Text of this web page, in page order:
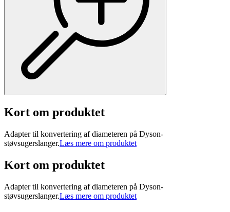
Kort om produktet
Adapter til konvertering af diameteren på Dyson-
støvsugerslanger.Læs mere om produktet
Kort om produktet
Adapter til konvertering af diameteren på Dyson-
støvsugerslanger.Læs mere om produktet